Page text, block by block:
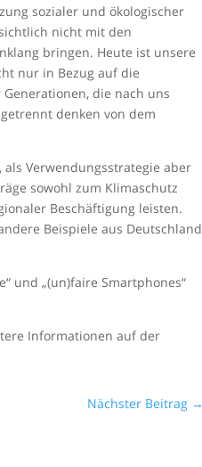
sozialer und ökologischer
nicht mit den
bringen. Heute ist unsere
nur in Bezug auf die
die nach uns
denken von dem
Verwendungsstrategie aber
sowohl zum Klimaschutz
Beschäftigung leisten.
Beispiele aus Deutschland
und „(un)faire Smartphones“
Informationen auf der
Nächster Beitrag→